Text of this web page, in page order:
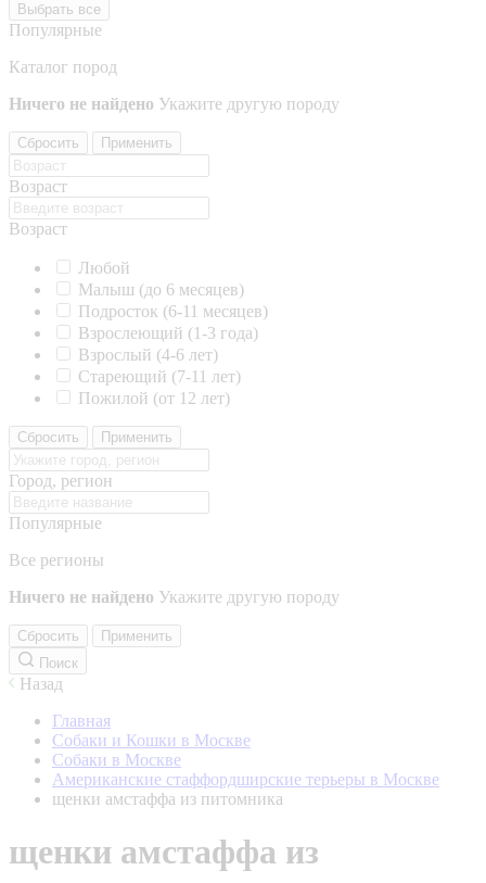
Выбрать все
Популярные
Каталог пород
Ничего не найдено Укажите другую породу
Сбросить Применить
Возраст
Возраст
Любой
Малыш (до 6 месяцев)
Подросток (6-11 месяцев)
Взрослеющий (1-3 года)
Взрослый (4-6 лет)
Стареющий (7-11 лет)
Пожилой (от 12 лет)
Сбросить Применить
Город, регион
Популярные
Все регионы
Ничего не найдено Укажите другую породу
Сбросить
Применить
Поиск
Назад
Главная
Собаки и Кошки в Москве
Собаки в Москве
Американские стаффордширские терьеры в Москве
щенки амстаффа из питомника
щенки амстаффа из